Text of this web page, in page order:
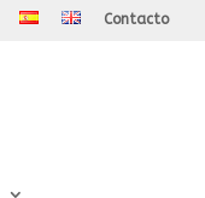
Contacto